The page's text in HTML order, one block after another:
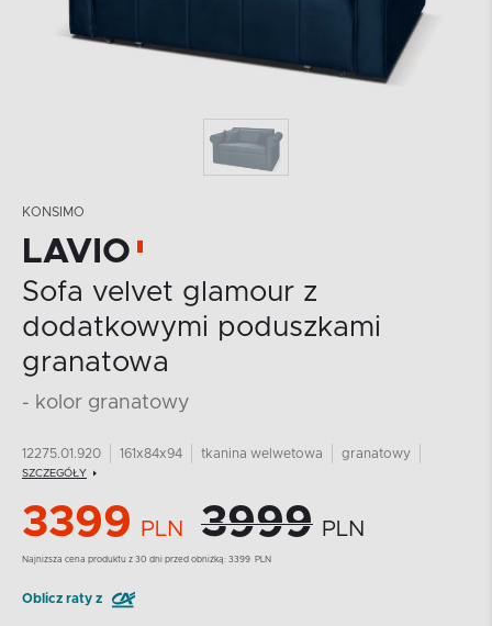
KONSIMO
LAVIO
Sofa velvet glamour z
dodatkowymi poduszkami
granatowa
- kolor granatowy
12275.01.920 161x84x94 tkanina welwetowa granatowy
SZCZEGÓŁY
3399 PLN 3999 PLN
Najnizsza cena produktu z 30 dni przed obniżką: 3399 PLN
Oblicz raty z